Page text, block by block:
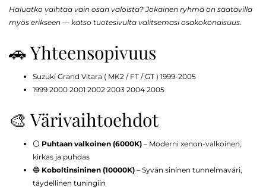
Haluatko vaihtaa vain osan valoista? Jokainen ryhmä on saatavilla
myös erikseen — katso tuotesivulta valitsemasi osakokonaisuus.
🚗 Yhteensopivuus
Suzuki Grand Vitara ( MK2 / FT / GT ) 1999-2005
1999 2000 2001 2002 2003 2004 2005
🎨 Värivaihtoehdot
⚪ Puhtaan valkoinen (6000K) – Moderni xenon-valkoinen,
kirkas ja puhdas
🔵 Koboltinsininen (10000K) – Syvän sininen tunnelmaväri,
täydellinen tuningiin